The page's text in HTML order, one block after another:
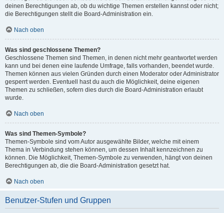
deinen Berechtigungen ab, ob du wichtige Themen erstellen kannst oder nicht;
die Berechtigungen stellt die Board-Administration ein.
Nach oben
Was sind geschlossene Themen?
Geschlossene Themen sind Themen, in denen nicht mehr geantwortet werden
kann und bei denen eine laufende Umfrage, falls vorhanden, beendet wurde.
Themen können aus vielen Gründen durch einen Moderator oder Administrator
gesperrt werden. Eventuell hast du auch die Möglichkeit, deine eigenen
Themen zu schließen, sofern dies durch die Board-Administration erlaubt
wurde.
Nach oben
Was sind Themen-Symbole?
Themen-Symbole sind vom Autor ausgewählte Bilder, welche mit einem
Thema in Verbindung stehen können, um dessen Inhalt kennzeichnen zu
können. Die Möglichkeit, Themen-Symbole zu verwenden, hängt von deinen
Berechtigungen ab, die die Board-Administration gesetzt hat.
Nach oben
Benutzer-Stufen und Gruppen